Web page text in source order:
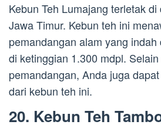
Kebun Teh Lumajang terletak
Jawa Timur. Kebun teh ini
pemandangan alam yang
di ketinggian 1.300 mdpl.
pemandangan, Anda juga
dari kebun teh ini.
20. Kebun Teh